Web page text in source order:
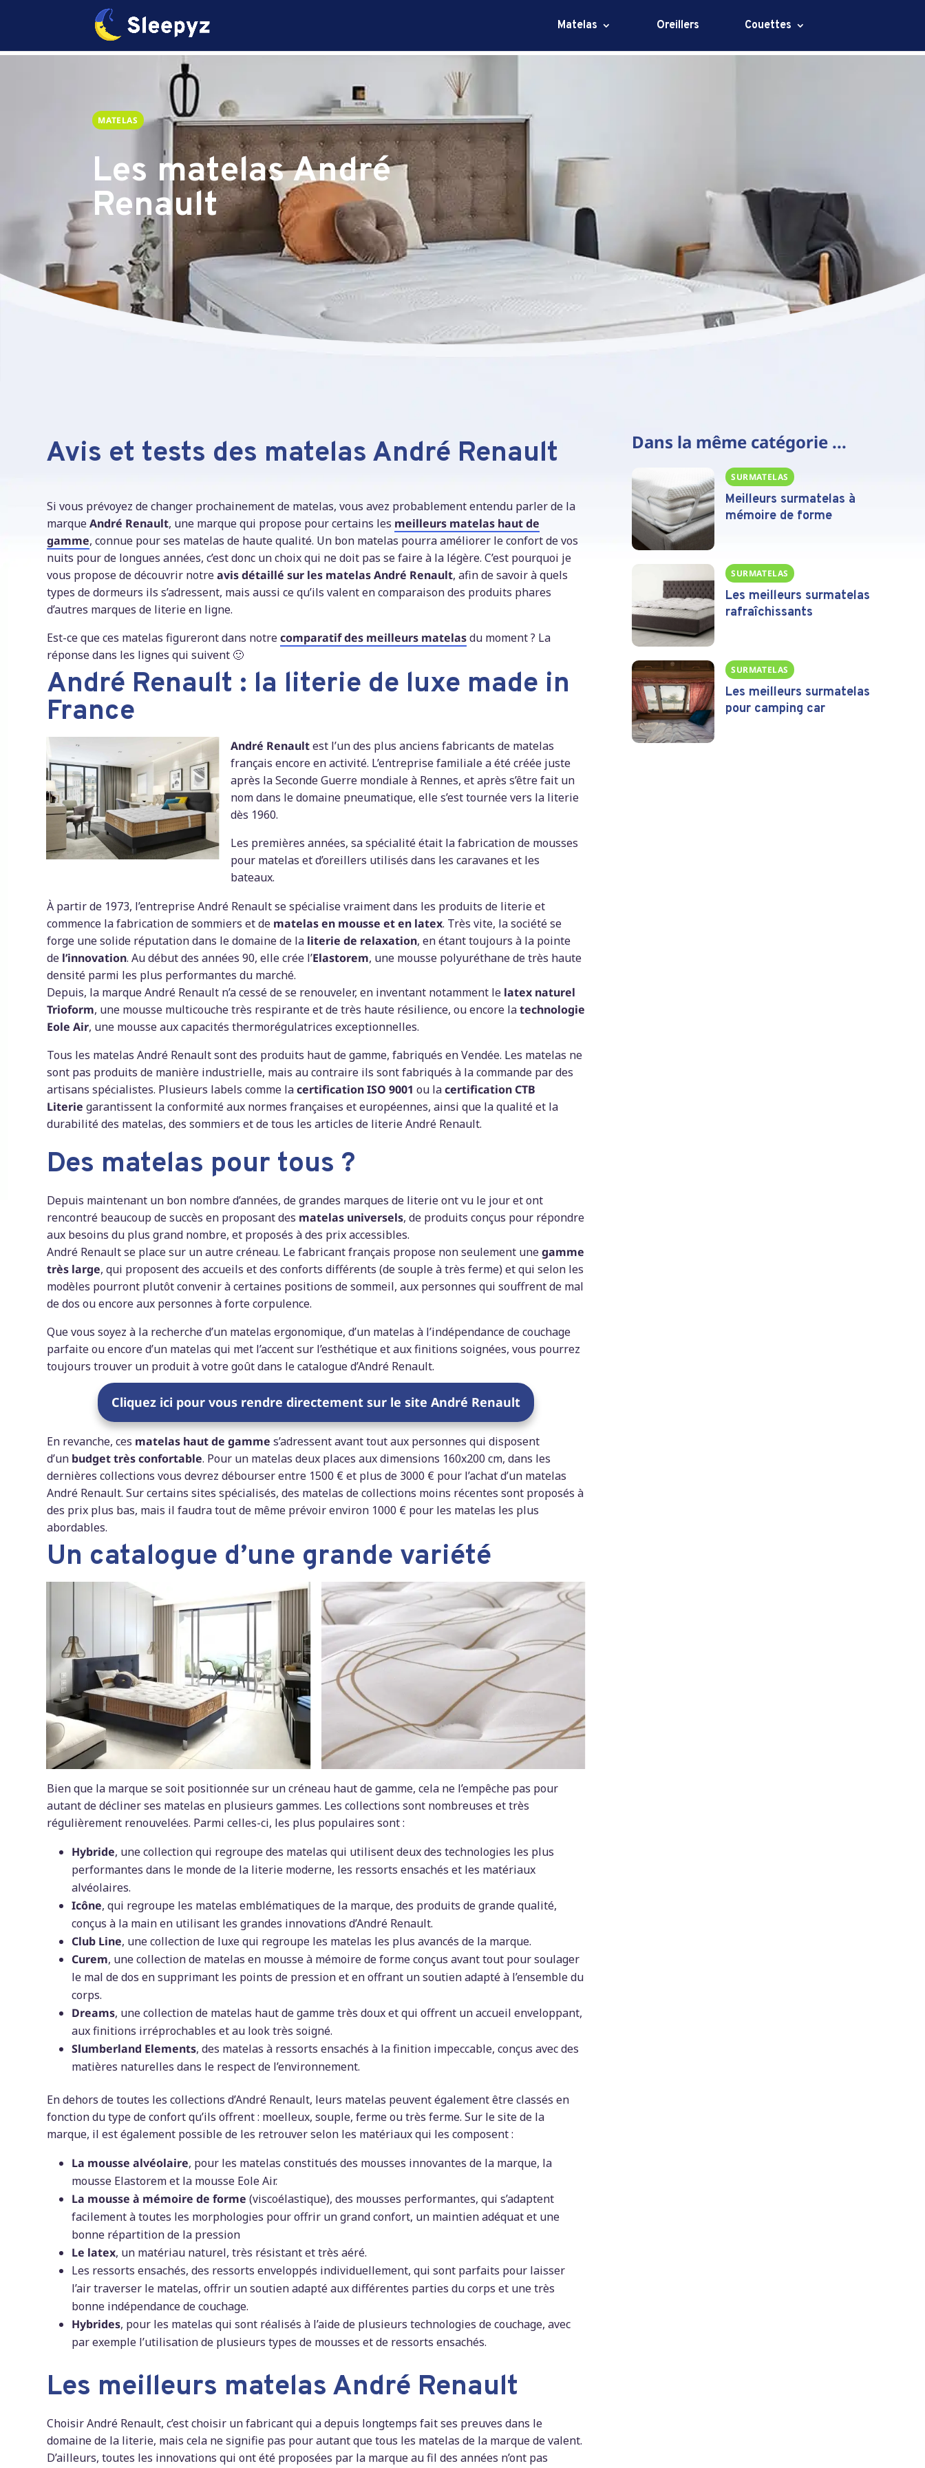
Matelas Oreillers Couettes
MATELAS
Les matelas André
Renault
Avis et tests des matelas André Renault
Si vous prévoyez de changer prochainement de matelas, vous avez probablement entendu parler de la
marqueAndré Renault, une marque qui propose pour certains les meilleurs matelas haut de
gamme, connue pour ses matelas de haute qualité. Un bon matelas pourra améliorer le confort de vos
nuits pour de longues années, c’est donc un choix qui ne doit pas se faire à la légère. C’est pourquoi je
vous propose de découvrir notreavis détaillé sur les matelas André Renault, afin de savoir à quels
types de dormeurs ils s’adressent, mais aussi ce qu’ils valent en comparaison des produits phares
d’autres marques de literie en ligne.
Est-ce que ces matelas figureront dans notrecomparatif des meilleurs matelasdu moment ? La
réponse dans les lignes qui suivent 🙂
André Renault : la literie de luxe made in
France
André Renaultest l’un des plus anciens fabricants de matelas
français encore en activité. L’entreprise familiale a été créée juste
après la Seconde Guerre mondiale à Rennes, et après s’être fait un
nom dans le domaine pneumatique, elle s’est tournée vers la literie
dès 1960.
Les premières années, sa spécialité était la fabrication de mousses
pour matelas et d’oreillers utilisés dans les caravanes et les
bateaux.
À partir de 1973, l’entreprise André Renault se spécialise vraiment dans les produits de literie et
commence la fabrication de sommiers et de matelas en mousse et en latex. Très vite, la société se
forge une solide réputation dans le domaine de la literie de relaxation, en étant toujours à la pointe
de l’innovation. Au début des années 90, elle crée l’Elastorem, une mousse polyuréthane de très haute
densité parmi les plus performantes du marché.
Depuis, la marque André Renault n’a cessé de se renouveler, en inventant notamment le latex naturel
Trioform, une mousse multicouche très respirante et de très haute résilience, ou encore latechnologie
Eole Air, une mousse aux capacités thermorégulatrices exceptionnelles.
Tous les matelas André Renault sont des produits haut de gamme, fabriqués en Vendée. Les matelas ne
sont pas produits de manière industrielle, mais au contraire ils sont fabriqués à la commande par des
artisans spécialistes. Plusieurs labels comme lacertification ISO 9001 ou lacertification CTB
Literiegarantissent la conformité aux normes françaises et européennes, ainsi que la qualité et la
durabilité des matelas, des sommiers et de tous les articles de literie André Renault.
Des matelas pour tous ?
Depuis maintenant un bon nombre d’années, de grandes marques de literie ont vu le jour et ont
rencontré beaucoup de succès en proposant des matelas universels, de produits conçus pour répondre
aux besoins du plus grand nombre, et proposés à des prix accessibles.
André Renault se place sur un autre créneau. Le fabricant français propose non seulement unegamme
très large, qui proposent des accueils et des conforts différents (de souple à très ferme) et qui selon les
modèles pourront plutôt convenir à certaines positions de sommeil, aux personnes qui souffrent de mal
de dos ou encore aux personnes à forte corpulence.
Que vous soyez à la recherche d’un matelas ergonomique, d’un matelas à l’indépendance de couchage
parfaite ou encore d’un matelas qui met l’accent sur l’esthétique et aux finitions soignées, vous pourrez
toujours trouver un produit à votre goût dans le catalogue d’André Renault.
Cliquez ici pour vous rendre directement sur le site André Renault
En revanche, ces matelas haut de gamme s’adressent avant tout aux personnes qui disposent
d’un budget très confortable. Pour un matelas deux places aux dimensions 160x200 cm, dans les
dernières collections vous devrez débourser entre 1500 € et plus de 3000 € pour l’achat d’un matelas
André Renault. Sur certains sites spécialisés, des matelas de collections moins récentes sont proposés à
des prix plus bas, mais il faudra tout de même prévoir environ 1000 € pour les matelas les plus
abordables.
Un catalogue d’une grande variété
Bien que la marque se soit positionnée sur un créneau haut de gamme, cela ne l’empêche pas pour
autant de décliner ses matelas en plusieurs gammes. Les collections sont nombreuses et très
régulièrement renouvelées. Parmi celles-ci, les plus populaires sont :
Hybride, une collection qui regroupe des matelas qui utilisent deux des technologies les plus
performantes dans le monde de la literie moderne, les ressorts ensachés et les matériaux
alvéolaires.
Icône, qui regroupe les matelas emblématiques de la marque, des produits de grande qualité,
conçus à la main en utilisant les grandes innovations d’André Renault.
Club Line, une collection de luxe qui regroupe les matelas les plus avancés de la marque.
Curem, une collection de matelas en mousse à mémoire de forme conçus avant tout pour soulager
le mal de dos en supprimant les points de pression et en offrant un soutien adapté à l’ensemble du
corps.
Dreams, une collection de matelas haut de gamme très doux et qui offrent un accueil enveloppant,
aux finitions irréprochables et au look très soigné.
Slumberland Elements, des matelas à ressorts ensachés à la finition impeccable, conçus avec des
matières naturelles dans le respect de l’environnement.
En dehors de toutes les collections d’André Renault, leurs matelas peuvent également être classés en
fonction du type de confort qu’ils offrent : moelleux, souple, ferme ou très ferme. Sur le site de la
marque, il est également possible de les retrouver selon les matériaux qui les composent :
La mousse alvéolaire, pour les matelas constitués des mousses innovantes de la marque, la
mousse Elastorem et la mousse Eole Air.
La mousse à mémoire de forme(viscoélastique), des mousses performantes, qui s’adaptent
facilement à toutes les morphologies pour offrir un grand confort, un maintien adéquat et une
bonne répartition de la pression
Le latex, un matériau naturel, très résistant et très aéré.
Les ressorts ensachés, des ressorts enveloppés individuellement, qui sont parfaits pour laisser
l’air traverser le matelas, offrir un soutien adapté aux différentes parties du corps et une très
bonne indépendance de couchage.
Hybrides, pour les matelas qui sont réalisés à l’aide de plusieurs technologies de couchage, avec
par exemple l’utilisation de plusieurs types de mousses et de ressorts ensachés.
Les meilleurs matelas André Renault
Choisir André Renault, c’est choisir un fabricant qui a depuis longtemps fait ses preuves dans le
domaine de la literie, mais cela ne signifie pas pour autant que tous les matelas de la marque de valent.
D’ailleurs, toutes les innovations qui ont été proposées par la marque au fil des années n’ont pas
Dans la même catégorie ...
SURMATELAS
Meilleurs surmatelas à
mémoire de forme
SURMATELAS
Les meilleurs surmatelas
rafraîchissants
SURMATELAS
Les meilleurs surmatelas
pour camping car